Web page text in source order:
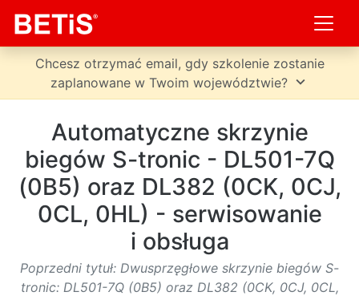
Chcesz otrzymać email, gdy szkolenie zostanie
zaplanowane w Twoim województwie? expand_more
Automatyczne skrzynie
biegów S-tronic - DL501-7Q
(0B5) oraz DL382 (0CK, 0CJ,
0CL, 0HL) - serwisowanie
i obsługa
Poprzedni tytuł: Dwusprzęgłowe skrzynie biegów S-
tronic: DL501-7Q (0B5) oraz DL382 (0CK, 0CJ, 0CL,